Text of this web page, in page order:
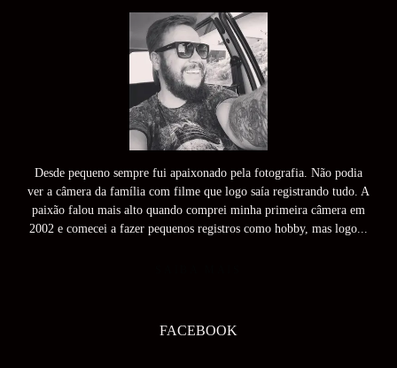
Desde pequeno sempre fui apaixonado pela fotografia. Não podia
ver a câmera da família com filme que logo saía registrando tudo. A
paixão falou mais alto quando comprei minha primeira câmera em
2002 e comecei a fazer pequenos registros como hobby, mas logo...
FACEBOOK